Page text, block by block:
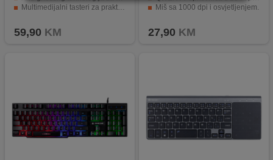
Multimedijalni tasteri za praktičnu kontrolu
59,90 KM
Miš sa 1000 dpi i osvjetljenjem.
27,90 KM